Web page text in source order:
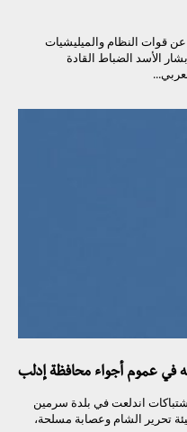
قوات النظام والميليشيات
الأسد الضباط القادة
في عموم أجواء محافظة إدلب
اندلعت في بلدة سرمين
تحرير الشام وعصابة مسلحة،